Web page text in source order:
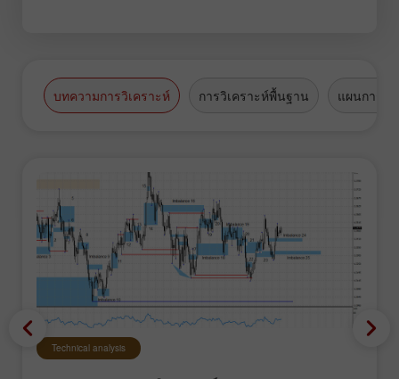
บทความการวิเคราะห์ การวิเคราะห์พื้นฐาน แผนการซื้
Technical analysis